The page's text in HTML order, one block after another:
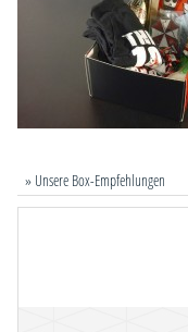
» Unsere Box-Empfehlungen